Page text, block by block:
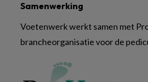
Samenwerking
Voetenwerk werkt samen met
brancheorganisatie voor de